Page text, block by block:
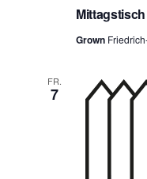
Grown
FR.
7